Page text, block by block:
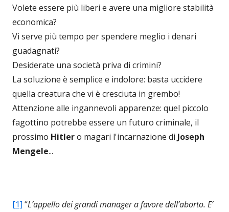
Volete essere più liberi e avere una migliore stabilità
economica?
Vi serve più tempo per spendere meglio i denari
guadagnati?
Desiderate una società priva di crimini?
La soluzione è semplice e indolore: basta uccidere
quella creatura che vi è cresciuta in grembo!
Attenzione alle ingannevoli apparenze: quel piccolo
fagottino potrebbe essere un futuro criminale, il
prossimo Hitlero magari l'incarnazione di Joseph
Mengele...
[1] “L’appello dei grandi manager a favore dell’aborto. E’